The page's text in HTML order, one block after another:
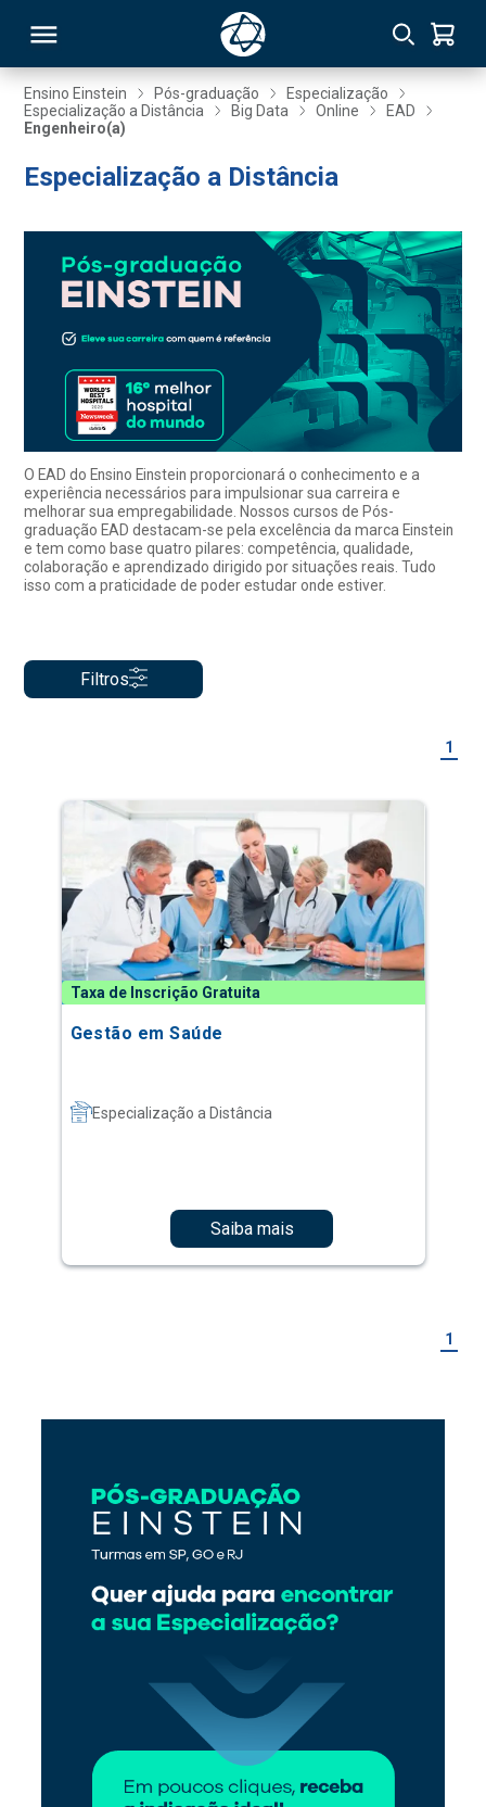
Ensino Einstein Pós-graduação
Especialização
Especialização a Distância
Big Data Online
EAD
Engenheiro(a)
Especialização a Distância
O EAD do Ensino Einstein proporcionará o conhecimento e a
experiência necessários para impulsionar sua carreira e
melhorar sua empregabilidade. Nossos cursos de Pós-
graduação EAD destacam-se pela excelência da marca Einstein
e tem como base quatro pilares: competência, qualidade,
colaboração e aprendizado dirigido por situações reais. Tudo
isso com a praticidade de poder estudar onde estiver.
Filtros
1
Taxa de Inscrição Gratuita
Gestão em Saúde
Especialização a Distância
Saiba mais
1